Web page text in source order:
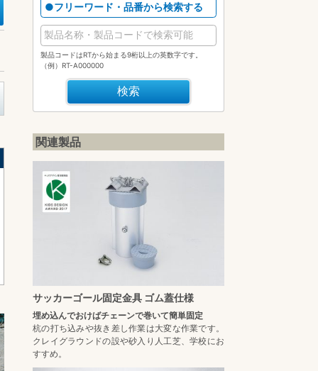
●フリーワード・品番から検索する
製品コードはRTから始まる9桁以上の英数字です。
（例）RT-A000000
関連製品
サッカーゴール固定金具 ゴム蓋仕様
埋め込んでおけばチェーンで巻いて簡単固定
杭の打ち込みや抜き差し作業は大変な作業です。
クレイグラウンドの設や砂入り人工芝、学校にお
すすめ。